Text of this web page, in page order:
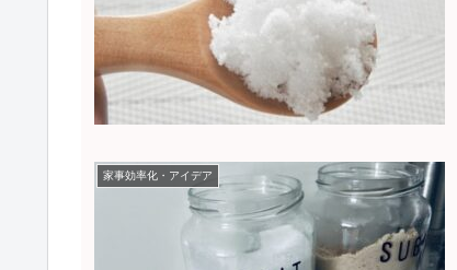
家事効率化・アイデア